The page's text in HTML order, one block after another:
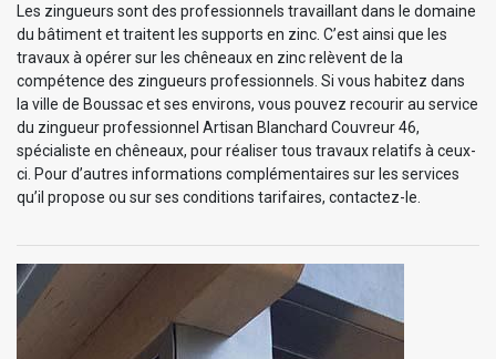
Les zingueurs sont des professionnels travaillant dans le domaine
du bâtiment et traitent les supports en zinc. C’est ainsi que les
travaux à opérer sur les chêneaux en zinc relèvent de la
compétence des zingueurs professionnels. Si vous habitez dans
la ville de Boussac et ses environs, vous pouvez recourir au service
du zingueur professionnel Artisan Blanchard Couvreur 46,
spécialiste en chêneaux, pour réaliser tous travaux relatifs à ceux-
ci. Pour d’autres informations complémentaires sur les services
qu’il propose ou sur ses conditions tarifaires, contactez-le.